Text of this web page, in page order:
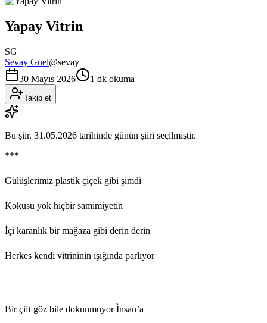
Yapay Vitrin
SG
Sevay Guel@sevay
30 Mayıs 2026
1 dk okuma
Takip et
Bu şiir, 31.05.2026 tarihinde günün şiiri seçilmiştir.
***
Gülüşlerimiz plastik çiçek gibi şimdi
Kokusu yok hiçbir samimiyetin
İçi karanlık bir mağaza gibi derin derin
Herkes kendi vitrininin ışığında parlıyor
Bir çift göz bile dokunmuyor Ìnsan’a